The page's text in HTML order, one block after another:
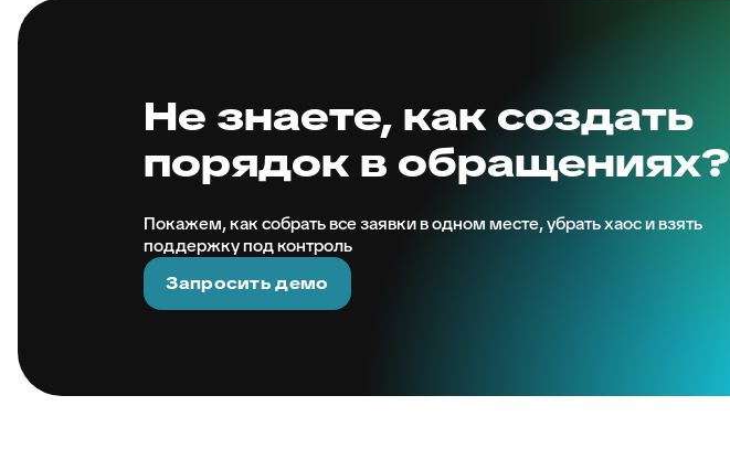
Не знаете, как создать
порядок в обращениях?
Покажем, как собрать все заявки в одном месте, убрать хаос и взять
поддержку под контроль
Запросить демо